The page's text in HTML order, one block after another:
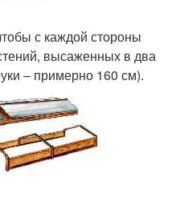
с каждой стороны
высаженных в два
– примерно 160 см).